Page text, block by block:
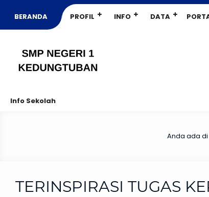
BERANDA PROFIL INFO DATA
Info Sekolah
Anda ada di
TERINSPIRASI TUGAS